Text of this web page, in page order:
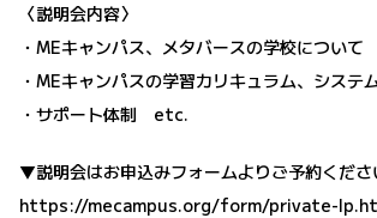
〈説明会内容〉
・MEキャンパス、メタバースの学校について
・MEキャンパスの学習カリキュラム、システ
・サポート体制 etc.
▼説明会はお申込みフォームよりご予約くださ
https://mecampus.org/form/private-